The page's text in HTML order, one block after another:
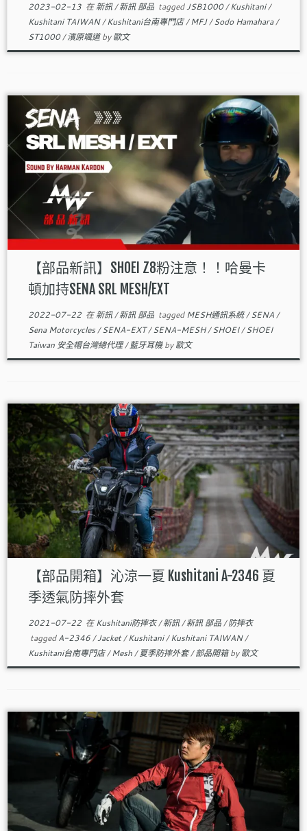
2023-02-13在新訊/新訊 部品 taggedJSB1000/Kushitani/
Kushitani TAIWAN/Kushitani台南專門店/MFJ/Sodo Hamahara/
ST1000/濱原颯道by歐文
【部品新訊】SHOEI Z8粉注意！！哈曼卡
頓加持SENA SRL MESH/EXT
2022-07-22在新訊/新訊 部品 taggedMESH通訊系統/SENA/
Sena Motorcycles/SENA-EXT/SENA-MESH/SHOEI/SHOEI
Taiwan 安全帽台灣總代理/藍牙耳機by歐文
【部品開箱】沁涼一夏 Kushitani A-2346 夏
季透氣防摔外套
2021-07-22在Kushitani防摔衣/新訊/新訊 部品/防摔衣
taggedA-2346/Jacket/Kushitani/Kushitani TAIWAN/
Kushitani台南專門店/Mesh/夏季防摔外套/部品開箱by歐文